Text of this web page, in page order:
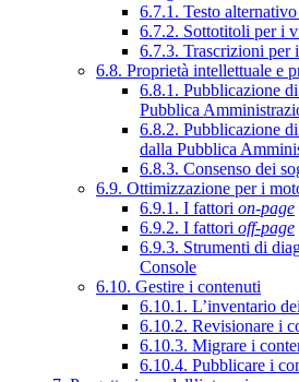
6.7.1. Testo
6.7.2. Sottotitoli per i
6.7.3. Trascrizioni per
6.8. Proprietà intellettuale e
6.8.1. Pubblicazione
Pubblica
6.8.2. Pubblicazione
dalla Pubblica
6.8.3. Consenso dei
6.9. Ottimizzazione per i
6.9.1. I fattori on-page
6.9.2. I fattori off-page
6.9.3. Strumenti di
Console
6.10. Gestire i contenuti
6.10.1. L’inventario
6.10.2. Revisionare i
6.10.3. Migrare i
6.10.4. Pubblicare i